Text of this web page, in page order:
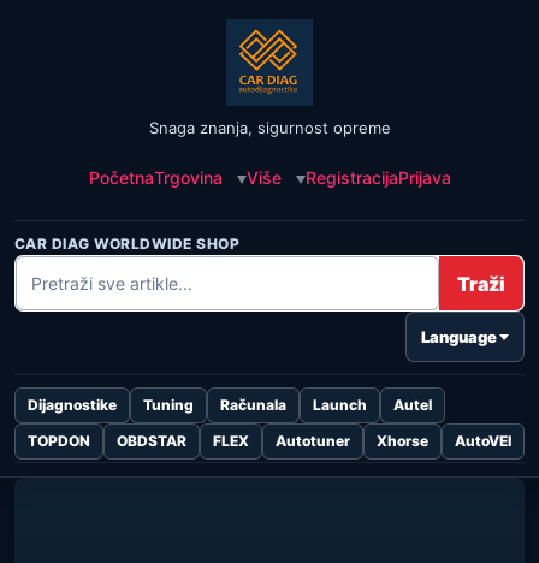
Snaga znanja, sigurnost opreme
PočetnaTrgovina Više RegistracijaPrijava
CAR DIAG WORLDWIDE SHOP
Traži
Language
Dijagnostike Tuning Računala Launch
Autel
TOPDON
OBDSTAR FLEX Autotuner Xhorse AutoVEI